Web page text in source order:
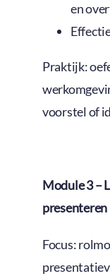
en
Praktijk:
voorstel of
Module 3 –
Focus: